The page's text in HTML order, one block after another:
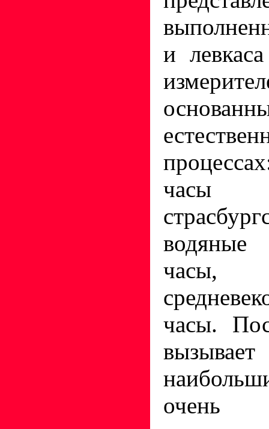
и
часы
часы,
часы.
очень